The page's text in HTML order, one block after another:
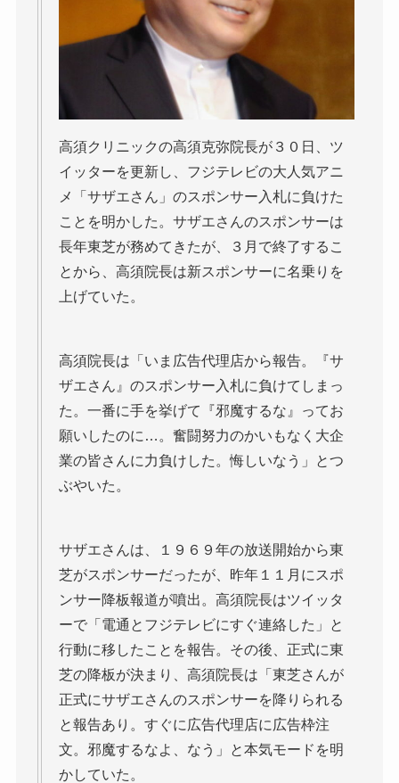
高須クリニックの高須克弥院長が３０日、ツ
イッターを更新し、フジテレビの大人気アニ
メ「サザエさん」のスポンサー入札に負けた
ことを明かした。サザエさんのスポンサーは
長年東芝が務めてきたが、３月で終了するこ
とから、高須院長は新スポンサーに名乗りを
上げていた。
高須院長は「いま広告代理店から報告。『サ
ザエさん』のスポンサー入札に負けてしまっ
た。一番に手を挙げて『邪魔するな』ってお
願いしたのに…。奮闘努力のかいもなく大企
業の皆さんに力負けした。悔しいなう」とつ
ぶやいた。
サザエさんは、１９６９年の放送開始から東
芝がスポンサーだったが、昨年１１月にスポ
ンサー降板報道が噴出。高須院長はツイッタ
ーで「電通とフジテレビにすぐ連絡した」と
行動に移したことを報告。その後、正式に東
芝の降板が決まり、高須院長は「東芝さんが
正式にサザエさんのスポンサーを降りられる
と報告あり。すぐに広告代理店に広告枠注
文。邪魔するなよ、なう」と本気モードを明
かしていた。